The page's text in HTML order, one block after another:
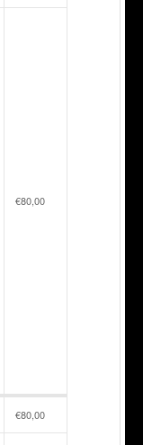
€80,00
€80,00